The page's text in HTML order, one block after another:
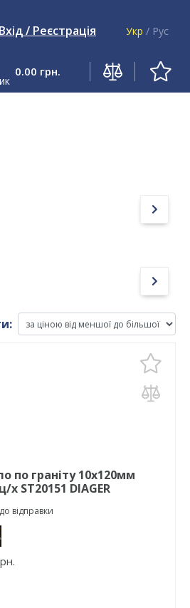
Вхід / Реєстрація Укр / Рус
0.00 грн.
по граніту 10х120мм
х ST20151 DIAGER
відправки